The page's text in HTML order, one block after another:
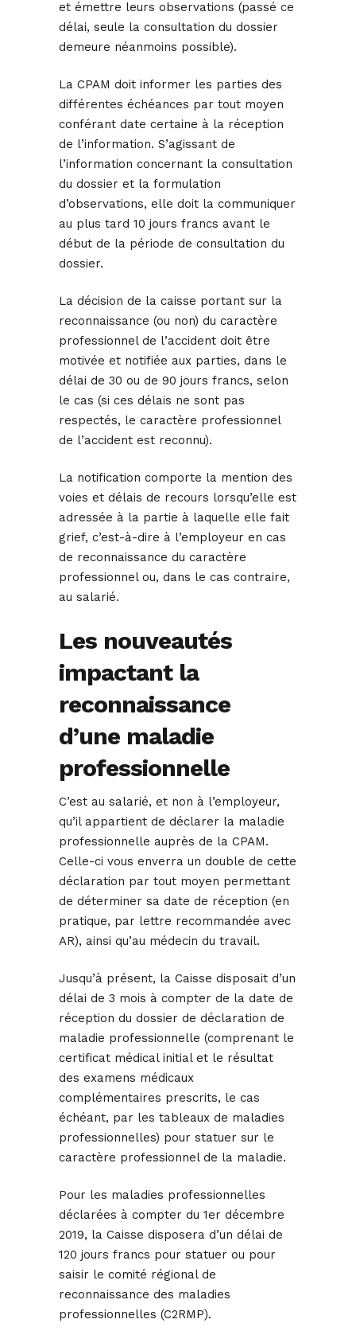
et émettre leurs observations (passé ce
délai, seule la consultation du dossier
demeure néanmoins possible).
La CPAM doit informer les parties des
différentes échéances par tout moyen
conférant date certaine à la réception
de l’information. S’agissant de
l’information concernant la consultation
du dossier et la formulation
d’observations, elle doit la communiquer
au plus tard 10 jours francs avant le
début de la période de consultation du
dossier.
La décision de la caisse portant sur la
reconnaissance (ou non) du caractère
professionnel de l’accident doit être
motivée et notifiée aux parties, dans le
délai de 30 ou de 90 jours francs, selon
le cas (si ces délais ne sont pas
respectés, le caractère professionnel
de l’accident est reconnu).
La notification comporte la mention des
voies et délais de recours lorsqu’elle est
adressée à la partie à laquelle elle fait
grief, c’est-à-dire à l’employeur en cas
de reconnaissance du caractère
professionnel ou, dans le cas contraire,
au salarié.
Les nouveautés
impactant la
reconnaissance
d’une maladie
professionnelle
C’est au salarié, et non à l’employeur,
qu’il appartient de déclarer la maladie
professionnelle auprès de la CPAM.
Celle-ci vous enverra un double de cette
déclaration par tout moyen permettant
de déterminer sa date de réception (en
pratique, par lettre recommandée avec
AR), ainsi qu’au médecin du travail.
Jusqu’à présent, la Caisse disposait d’un
délai de 3 mois à compter de la date de
réception du dossier de déclaration de
maladie professionnelle (comprenant le
certificat médical initial et le résultat
des examens médicaux
complémentaires prescrits, le cas
échéant, par les tableaux de maladies
professionnelles) pour statuer sur le
caractère professionnel de la maladie.
Pour les maladies professionnelles
déclarées à compter du 1er décembre
2019, la Caisse disposera d’un délai de
120 jours francs pour statuer ou pour
saisir le comité régional de
reconnaissance des maladies
professionnelles (C2RMP).